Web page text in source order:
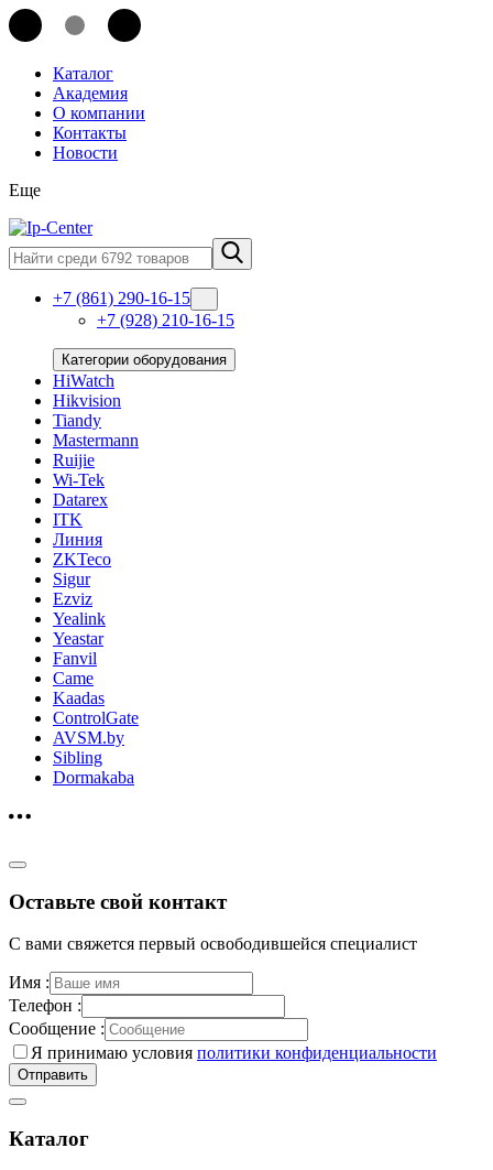
Каталог
Академия
О компании
Контакты
Новости
Еще
+7 (861) 290-16-15
+7 (928) 210-16-15
Категории оборудования
HiWatch
Hikvision
Tiandy
Mastermann
Ruijie
Wi-Tek
Datarex
ITK
Линия
ZKTeco
Sigur
Ezviz
Yealink
Yeastar
Fanvil
Came
Kaadas
ControlGate
AVSM.by
Sibling
Dormakaba
Оставьте свой контакт
С вами свяжется первый освободившейся специалист
Имя :
Телефон :
Сообщение :
Я принимаю условия политики конфиденциальности
Каталог